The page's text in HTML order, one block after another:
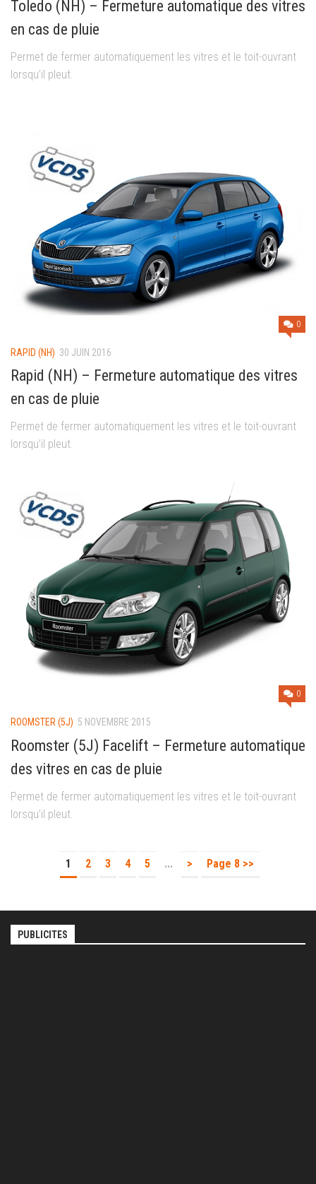
Toledo (NH) – Fermeture automatique des vitres
en cas de pluie
Permet de fermer automatiquement les vitres et le toit-ouvrant
lorsqu’il pleut.
0
RAPID (NH) 30 JUIN 2016
Rapid (NH) – Fermeture automatique des vitres
en cas de pluie
Permet de fermer automatiquement les vitres et le toit-ouvrant
lorsqu’il pleut.
0
ROOMSTER (5J) 5 NOVEMBRE 2015
Roomster (5J) Facelift – Fermeture automatique
des vitres en cas de pluie
Permet de fermer automatiquement les vitres et le toit-ouvrant
lorsqu’il pleut.
1 2 3 4 5 ... > Page 8 >>
PUBLICITES